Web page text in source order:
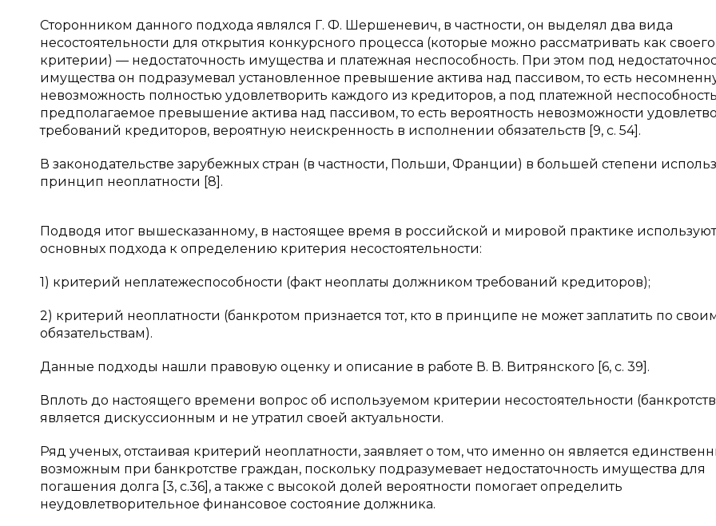
Сторонником данного подхода являлся Г. Ф. Шершеневич, в частности, он выделял два вида
несостоятельности для открытия конкурсного процесса (которые можно рассматривать как
критерии) — недостаточность имущества и платежная неспособность. При этом под
имущества он подразумевал установленное превышение актива над пассивом, то есть
невозможность полностью удовлетворить каждого из кредиторов, а под платежной
предполагаемое превышение актива над пассивом, то есть вероятность невозможности
требований кредиторов, вероятную неискренность в исполнении обязательств [9, с. 54].
В законодательстве зарубежных стран (в частности, Польши, Франции) в большей степени
принцип неоплатности [8].
Подводя итог вышесказанному, в настоящее время в российской и мировой практике
основных подхода к определению критерия несостоятельности:
1) критерий неплатежеспособности (факт неоплаты должником требований кредиторов);
2) критерий неоплатности (банкротом признается тот, кто в принципе не может заплатить по
обязательствам).
Данные подходы нашли правовую оценку и описание в работе В. В. Витрянского [6, с. 39].
Вплоть до настоящего времени вопрос об используемом критерии несостоятельности
является дискуссионным и не утратил своей актуальности.
Ряд ученых, отстаивая критерий неоплатности, заявляет о том, что именно он является
возможным при банкротстве граждан, поскольку подразумевает недостаточность имущества для
погашения долга [3, с.36], а также с высокой долей вероятности помогает определить
неудовлетворительное финансовое состояние должника.